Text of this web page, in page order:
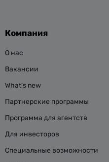
Компания
О нас
Вакансии
What’s new
Партнерские программы
Программа для агентств
Для инвесторов
Специальные возможности